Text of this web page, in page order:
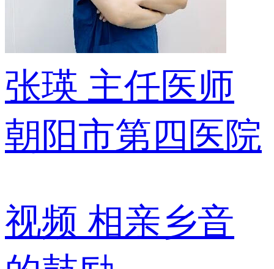
张瑛 主任医师
朝阳市第四医院
视频 相亲乡音